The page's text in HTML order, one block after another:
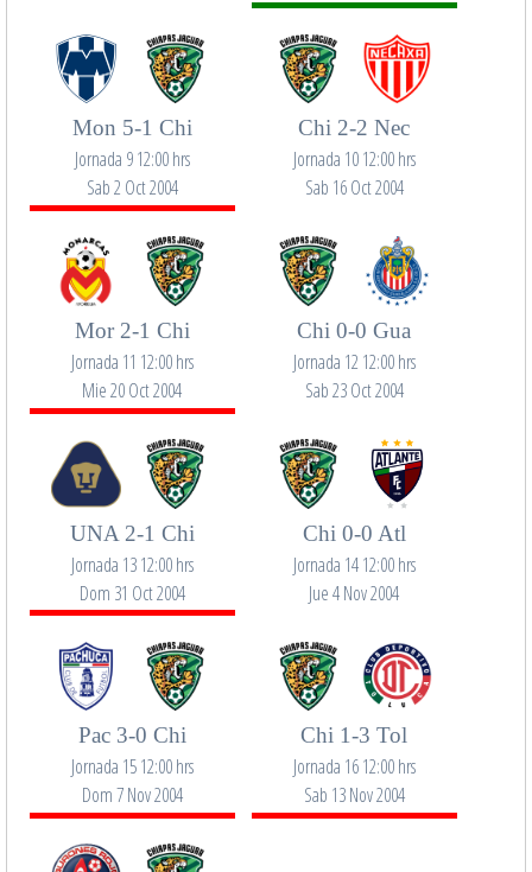
Mon 5-1 Chi
Jornada 9 12:00 hrs
Sab 2 Oct 2004
Chi 2-2 Nec
Jornada 10 12:00 hrs
Sab 16 Oct 2004
Mor 2-1 Chi
Jornada 11 12:00 hrs
Mie 20 Oct 2004
Chi 0-0 Gua
Jornada 12 12:00 hrs
Sab 23 Oct 2004
UNA 2-1 Chi
Jornada 13 12:00 hrs
Dom 31 Oct 2004
Chi 0-0 Atl
Jornada 14 12:00 hrs
Jue 4 Nov 2004
Pac 3-0 Chi
Jornada 15 12:00 hrs
Dom 7 Nov 2004
Chi 1-3 Tol
Jornada 16 12:00 hrs
Sab 13 Nov 2004